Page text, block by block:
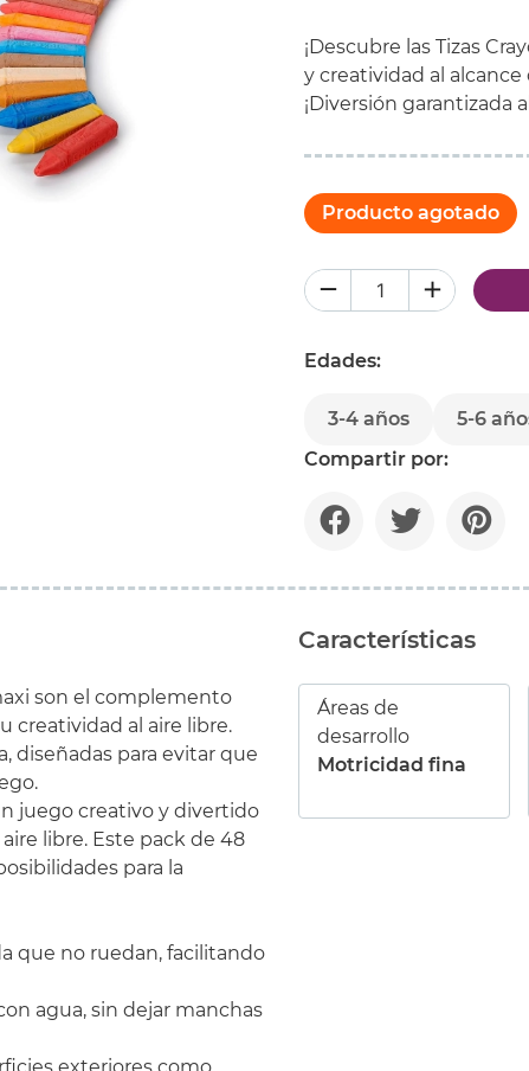
¡Descubre las Tizas
y creatividad al
¡Diversión garantizada
Producto agotado
Edades:
3-4 años 5-6
Compartir por:
son el complemento
creatividad al aire libre.
diseñadas para evitar que
juego creativo y divertido
libre. Este pack de 48
para la
que no ruedan, facilitando
agua, sin dejar manchas
Características
Áreas de
desarrollo
Motricidad fina